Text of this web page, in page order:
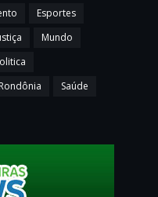
Esportes
Mundo
Rondônia
Saúde